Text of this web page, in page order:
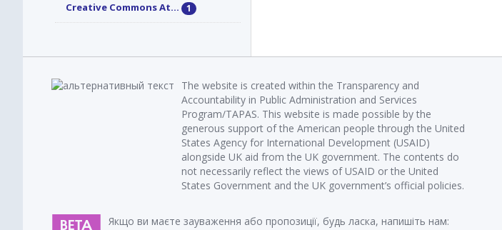
Creative Commons At... 1
The website is created within the Transparency and
Accountability in Public Administration and Services
Program/TAPAS. This website is made possible by the
generous support of the American people through the United
States Agency for International Development (USAID)
alongside UK aid from the UK government. The contents do
not necessarily reflect the views of USAID or the United
States Government and the UK government’s official policies.
Якщо ви маєте зауваження або пропозиції, будь ласка, напишіть нам: